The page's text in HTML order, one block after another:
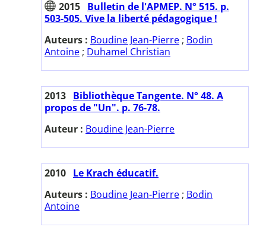
2015 Bulletin de l'APMEP. N° 515. p.
503-505. Vive la liberté pédagogique !
Auteurs : Boudine Jean-Pierre ; Bodin
Antoine ; Duhamel Christian
2013 Bibliothèque Tangente. N° 48. A
propos de "Un". p. 76-78.
Auteur : Boudine Jean-Pierre
2010 Le Krach éducatif.
Auteurs : Boudine Jean-Pierre ; Bodin
Antoine